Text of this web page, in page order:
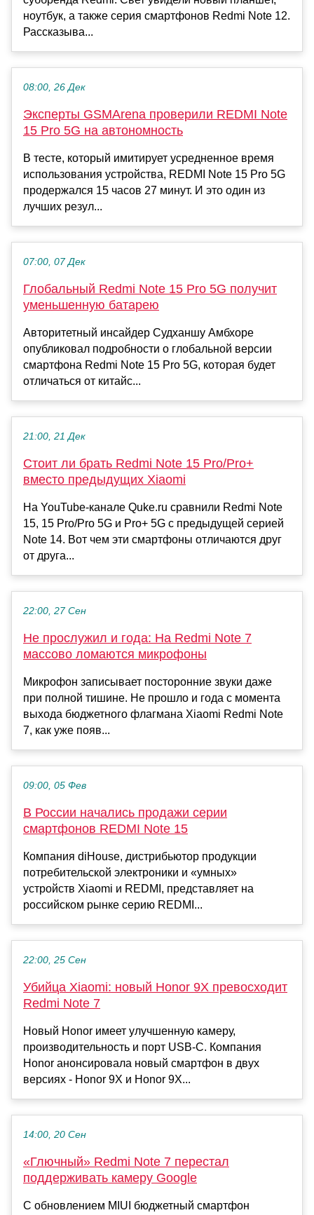
ноутбук, а также серия смартфонов Redmi Note 12.
Рассказыва...
08:00, 26 Дек
Эксперты GSMArena проверили REDMI Note
15 Pro 5G на автономность
В тесте, который имитирует усредненное время
использования устройства, REDMI Note 15 Pro 5G
продержался 15 часов 27 минут. И это один из
лучших резул...
07:00, 07 Дек
Глобальный Redmi Note 15 Pro 5G получит
уменьшенную батарею
Авторитетный инсайдер Судханшу Амбхоре
опубликовал подробности о глобальной версии
смартфона Redmi Note 15 Pro 5G, которая будет
отличаться от китайс...
21:00, 21 Дек
Стоит ли брать Redmi Note 15 Pro/Pro+
вместо предыдущих Xiaomi
На YouTube-канале Quke.ru сравнили Redmi Note
15, 15 Pro/Pro 5G и Pro+ 5G с предыдущей серией
Note 14. Вот чем эти смартфоны отличаются друг
от друга...
22:00, 27 Сен
Не прослужил и года: На Redmi Note 7
массово ломаются микрофоны
Микрофон записывает посторонние звуки даже
при полной тишине. Не прошло и года с момента
выхода бюджетного флагмана Xiaomi Redmi Note
7, как уже появ...
09:00, 05 Фев
В России начались продажи серии
смартфонов REDMI Note 15
Компания diHouse, дистрибьютор продукции
потребительской электроники и «умных»
устройств Xiaomi и REDMI, представляет на
российском рынке серию REDMI...
22:00, 25 Сен
Убийца Xiaomi: новый Honor 9X превосходит
Redmi Note 7
Новый Honor имеет улучшенную камеру,
производительность и порт USB-C. Компания
Honor анонсировала новый смартфон в двух
версиях - Honor 9X и Honor 9X...
14:00, 20 Сен
«Глючный» Redmi Note 7 перестал
поддерживать камеру Google
С обновлением MIUI бюджетный смартфон